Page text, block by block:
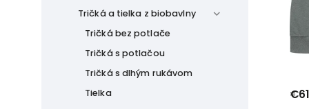
Tričká a tielka z biobavlny
Tričká bez potlače
Tričká s potlačou
Tričká s dlhým rukávom
Tielka